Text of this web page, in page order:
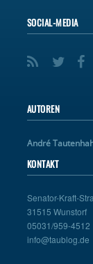
SOCIAL-MEDIA
AUTOREN
André
KONTAKT
Senator-Kraft-
31515 Wunstorf
05031/959-4512
info@taublog.de